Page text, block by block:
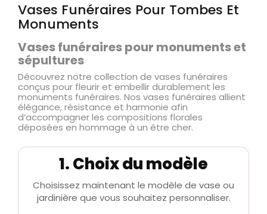
Vases Funéraires Pour Tombes Et
Monuments
Vases funéraires pour monuments et
sépultures
Découvrez notre collection de vases funéraires
conçus pour fleurir et embellir durablement les
monuments funéraires. Nos vases funéraires allient
élégance, résistance et harmonie afin
d’accompagner les compositions florales
déposées en hommage à un être cher.
1. Choix du modèle
Choisissez maintenant le modèle de vase ou
jardinière que vous souhaitez personnaliser.